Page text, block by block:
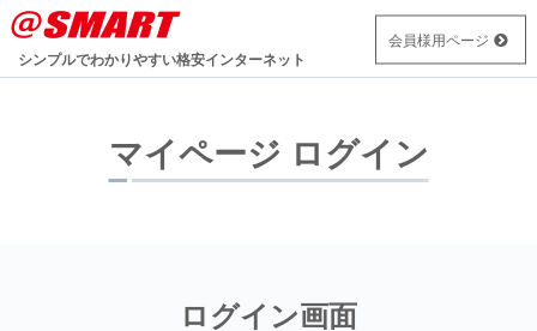
シンプルでわかりやすい格安インターネット
会員様用ページ
マイページ ログイン
ログイン画面